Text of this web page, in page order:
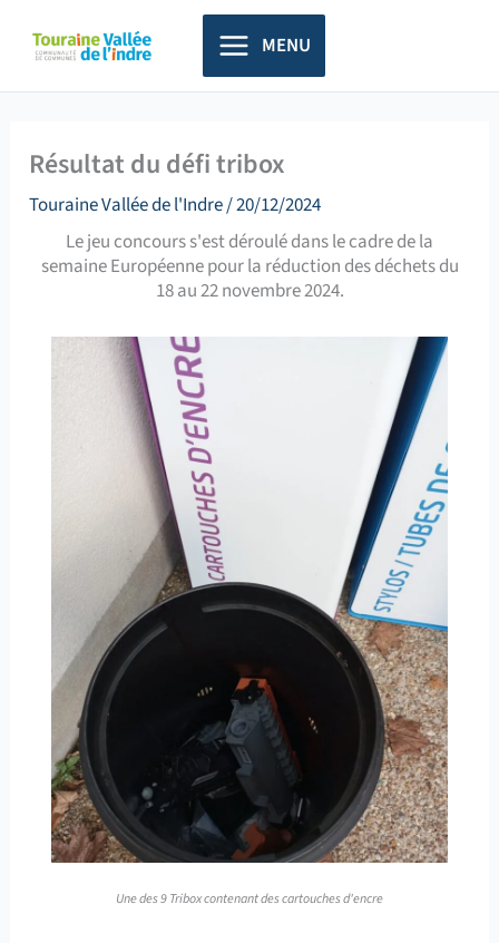
principal
MENU
Résultat du défi tribox
Touraine Vallée de l'Indre/20/12/2024
Le jeu concours s'est déroulé dans le cadre de la
semaine Européenne pour la réduction des déchets du
18 au 22 novembre 2024.
Une des 9 Tribox contenant des cartouches d'encre